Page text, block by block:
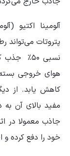
آلومینا اکتیو
نسبی ۵۰٪
کاهش یابد. از
مفید بالای آن
خود را دفع کرده و